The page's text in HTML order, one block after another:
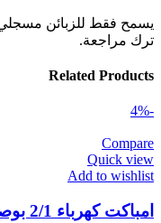
يسمح فقط للزبائن مسجلي
ترك مراجعة.
Related Products
-4%
Compare
Quick view
Add to wishlist
امباكت كهرباء 2/1 بوصة 710 وات ديوالت DW292